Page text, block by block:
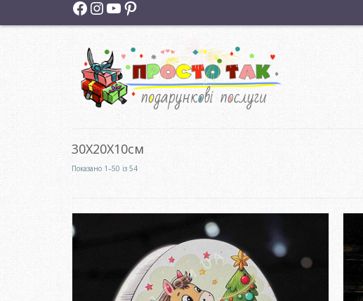
Facebook
Instagram
YouTube
Pinterest
30Х20Х10см
Показано 1–50 із 54Сортовано